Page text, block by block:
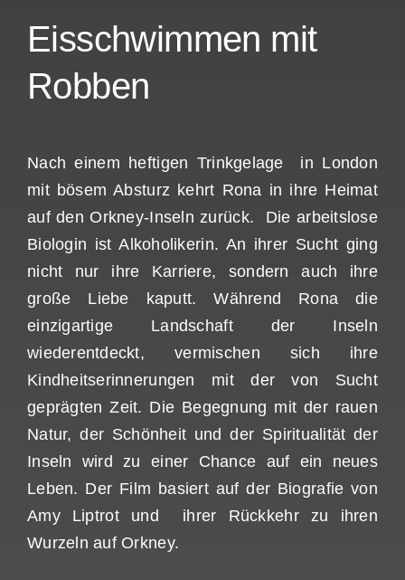
Eisschwimmen mit
Robben
Nach einem heftigen Trinkgelage in London
mit bösem Absturz kehrt Rona in ihre Heimat
auf den Orkney-Inseln zurück. Die arbeitslose
Biologin ist Alkoholikerin. An ihrer Sucht ging
nicht nur ihre Karriere, sondern auch ihre
große Liebe kaputt. Während Rona die
einzigartige Landschaft der Inseln
wiederentdeckt, vermischen sich ihre
Kindheitserinnerungen mit der von Sucht
geprägten Zeit. Die Begegnung mit der rauen
Natur, der Schönheit und der Spiritualität der
Inseln wird zu einer Chance auf ein neues
Leben. Der Film basiert auf der Biografie von
Amy Liptrot und ihrer Rückkehr zu ihren
Wurzeln auf Orkney.